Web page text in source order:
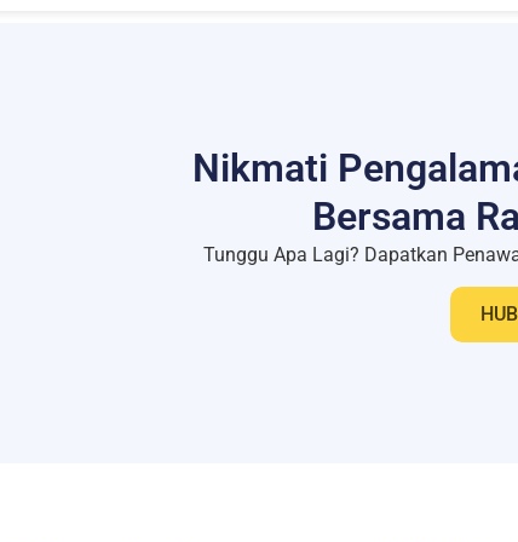
Nikmati
Bersama
Tunggu Apa Lagi? Dapatkan